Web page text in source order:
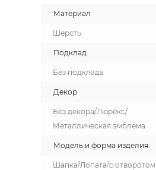
Материал
Шерсть
Подклад
Без подклада
Декор
Без декора/Люрекс/
Металлическая эмблема
Модель и форма изделия
Шапка/Лопата/с отворотом